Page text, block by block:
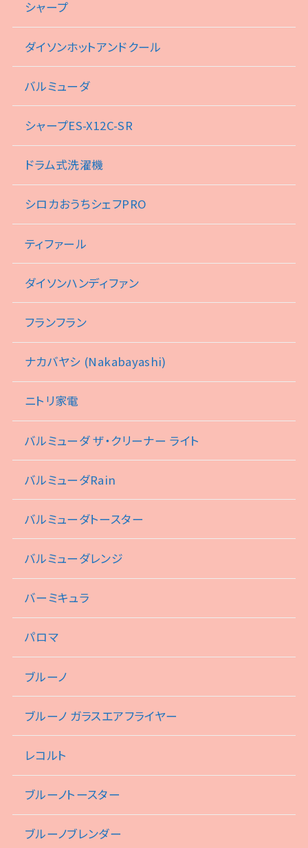
シャープ
ダイソンホットアンドクール
バルミューダ
シャープES-X12C-SR
ドラム式洗濯機
シロカおうちシェフPRO
ティファール
ダイソンハンディファン
フランフラン
ナカバヤシ (Nakabayashi)
ニトリ家電
バルミューダ ザ・クリーナー ライト
バルミューダRain
バルミューダトースター
バルミューダレンジ
バーミキュラ
パロマ
ブルーノ
ブルーノ ガラスエアフライヤー
レコルト
ブルーノトースター
ブルーノブレンダー